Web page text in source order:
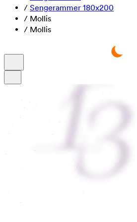
/ Sengerammer 180x200
/ Mollis
/ Mollis